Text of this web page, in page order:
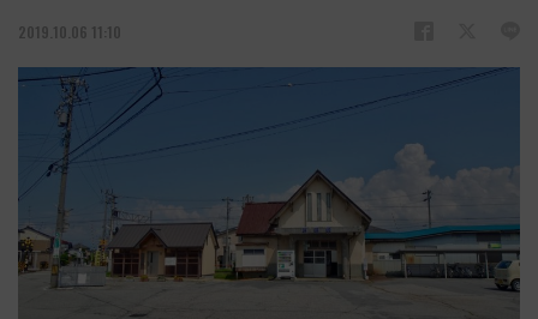
2019.10.06 11:10